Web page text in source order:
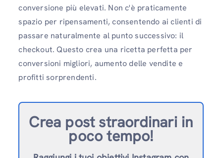
conversione più elevati. Non c'è praticamente
spazio per ripensamenti, consentendo ai clienti di
passare naturalmente al punto successivo: il
checkout. Questo crea una ricetta perfetta per
conversioni migliori, aumento delle vendite e
profitti sorprendenti.
Crea post straordinari in
poco tempo!